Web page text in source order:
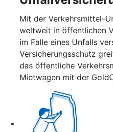
Mit der Verkehrsmittel-
weltweit in öffentlichen
im Falle eines Unfalls
Versicherungsschutz
das öffentliche
Mietwagen mit der